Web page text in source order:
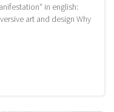
in english:
art and design Why